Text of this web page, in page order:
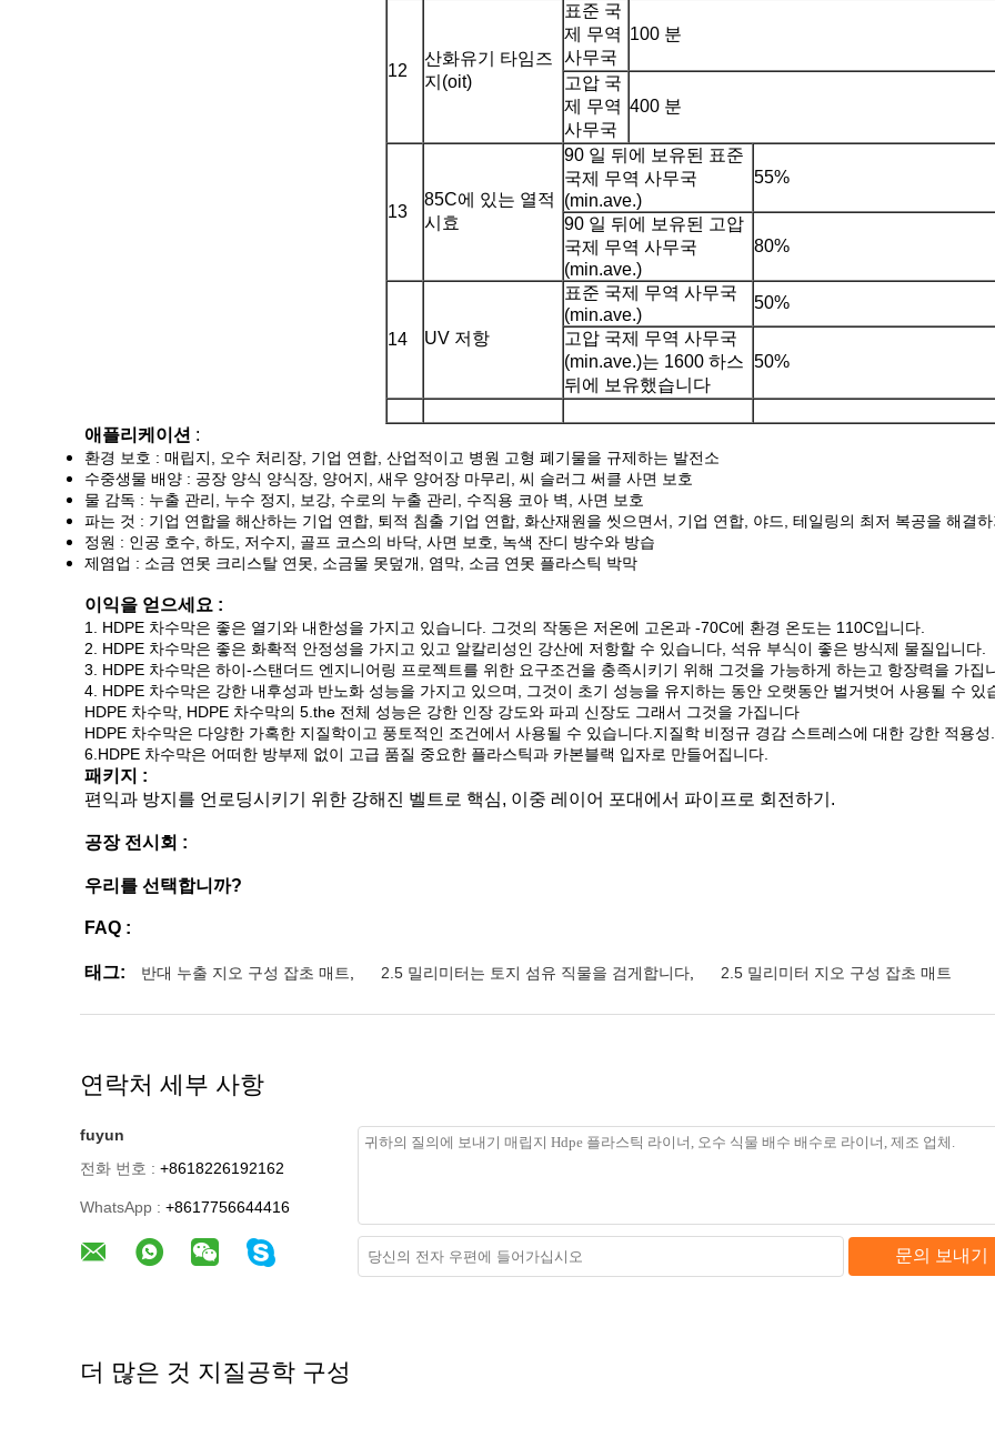
12
산화유기 타임즈
지(oit)
표준 국
제 무역
사무국
100 분
고압 국
제 무역
사무국
400 분
13
85C에 있는 열적
시효
90 일 뒤에 보유된 표준
국제 무역 사무국
(min.ave.)
55%
90 일 뒤에 보유된 고압
국제 무역 사무국
(min.ave.)
80%
14 UV 저항
표준 국제 무역 사무국
(min.ave.)
50%
고압 국제 무역 사무국
(min.ave.)는 1600 하스
뒤에 보유했습니다
50%
애플리케이션 :
환경 보호 : 매립지, 오수 처리장, 기업 연합, 산업적이고 병원 고형 폐기물을 규제하는 발전소
수중생물 배양 : 공장 양식 양식장, 양어지, 새우 양어장 마무리, 씨 슬러그 써클 사면 보호
물 감독 : 누출 관리, 누수 정지, 보강, 수로의 누출 관리, 수직용 코아 벽, 사면 보호
파는 것 : 기업 연합을 해산하는 기업 연합, 퇴적 침출 기업 연합, 화산재원을 씻으면서, 기업 연합, 야드, 테일링의 최저 복공을 해결하
정원 : 인공 호수, 하도, 저수지, 골프 코스의 바닥, 사면 보호, 녹색 잔디 방수와 방습
제염업 : 소금 연못 크리스탈 연못, 소금물 못덮개, 염막, 소금 연못 플라스틱 박막
이익을 얻으세요 :
1. HDPE 차수막은 좋은 열기와 내한성을 가지고 있습니다. 그것의 작동은 저온에 고온과 -70C에 환경 온도는 110C입니다.
2. HDPE 차수막은 좋은 화확적 안정성을 가지고 있고 알칼리성인 강산에 저항할 수 있습니다, 석유 부식이 좋은 방식제 물질입니다.
3. HDPE 차수막은 하이-스탠더드 엔지니어링 프로젝트를 위한 요구조건을 충족시키기 위해 그것을 가능하게 하는고 항장력을 가집
4. HDPE 차수막은 강한 내후성과 반노화 성능을 가지고 있으며, 그것이 초기 성능을 유지하는 동안 오랫동안 벌거벗어 사용될 수 있
HDPE 차수막, HDPE 차수막의 5.the 전체 성능은 강한 인장 강도와 파괴 신장도 그래서 그것을 가집니다
HDPE 차수막은 다양한 가혹한 지질학이고 풍토적인 조건에서 사용될 수 있습니다.지질학 비정규 경감 스트레스에 대한 강한 적용성.
6.HDPE 차수막은 어떠한 방부제 없이 고급 품질 중요한 플라스틱과 카본블랙 입자로 만들어집니다.
패키지 :
편익과 방지를 언로딩시키기 위한 강해진 벨트로 핵심, 이중 레이어 포대에서 파이프로 회전하기.
공장 전시회 :
우리를 선택합니까?
FAQ :
태그: 반대 누출 지오 구성 잡초 매트 2.5 밀리미터는 토지 섬유 직물을 검게합니다 2.5 밀리미터 지오 구성 잡초 매트
연락처 세부 사항
fuyun
전화 번호 : +8618226192162
WhatsApp : +8617756644416
문의 보내기
더 많은 것 지질공학 구성